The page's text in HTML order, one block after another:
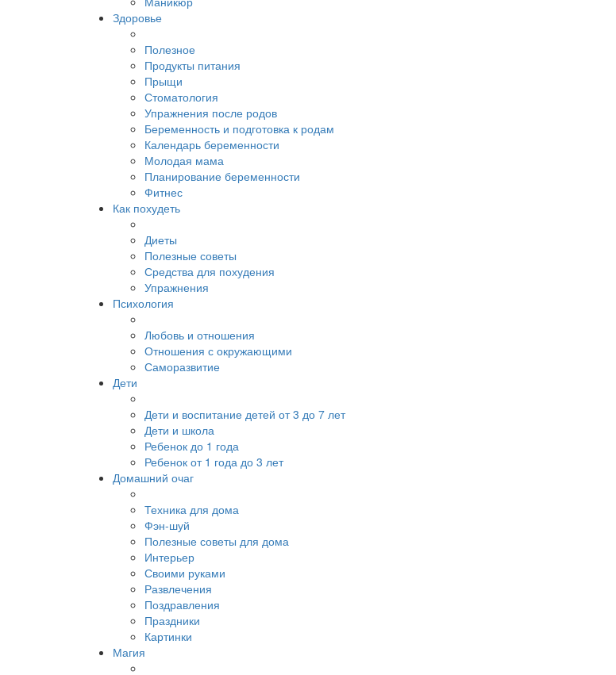
Здоровье
Полезное
Продукты питания
Прыщи
Стоматология
Упражнения после родов
Беременность и подготовка к родам
Календарь беременности
Молодая мама
Планирование беременности
Фитнес
Как похудеть
Диеты
Полезные советы
Средства для похудения
Упражнения
Психология
Любовь и отношения
Отношения с окружающими
Саморазвитие
Дети
Дети и воспитание детей от 3 до 7 лет
Дети и школа
Ребенок до 1 года
Ребенок от 1 года до 3 лет
Домашний очаг
Техника для дома
Фэн-шуй
Полезные советы для дома
Интерьер
Своими руками
Развлечения
Поздравления
Праздники
Картинки
Магия